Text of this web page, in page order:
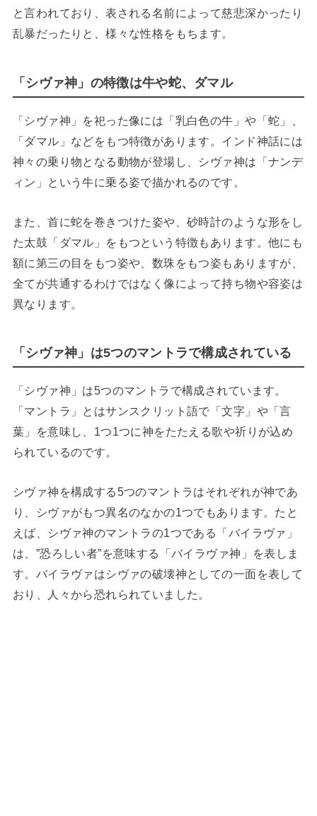
と言われており、表される名前によって慈悲深かったり
乱暴だったりと、様々な性格をもちます。
「シヴァ神」の特徴は牛や蛇、ダマル
「シヴァ神」を祀った像には「乳白色の牛」や「蛇」、
「ダマル」などをもつ特徴があります。インド神話には
神々の乗り物となる動物が登場し、シヴァ神は「ナンデ
ィン」という牛に乗る姿で描かれるのです。
また、首に蛇を巻きつけた姿や、砂時計のような形をし
た太鼓「ダマル」をもつという特徴もあります。他にも
額に第三の目をもつ姿や、数珠をもつ姿もありますが、
全てが共通するわけではなく像によって持ち物や容姿は
異なります。
「シヴァ神」は5つのマントラで構成されている
「シヴァ神」は5つのマントラで構成されています。
「マントラ」とはサンスクリット語で「文字」や「言
葉」を意味し、1つ1つに神をたたえる歌や祈りが込め
られているのです。
シヴァ神を構成する5つのマントラはそれぞれが神であ
り、シヴァがもつ異名のなかの1つでもあります。たと
えば、シヴァ神のマントラの1つである「バイラヴァ」
は、”恐ろしい者”を意味する「バイラヴァ神」を表しま
す。バイラヴァはシヴァの破壊神としての一面を表して
おり、人々から恐れられていました。